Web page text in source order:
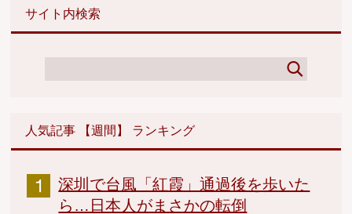
サイト内検索
人気記事 【週間】 ランキング
深圳で台風「紅霞」通過後を歩いた
ら…日本人がまさかの転倒